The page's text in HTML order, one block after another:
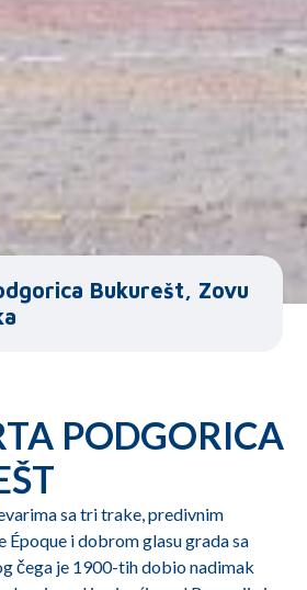
Bukurešt, Zovu
PODGORICA
sa tri trake, predivnim
Époque i dobrom glasu grada sa
čega je 1900-tih dobio nadimak